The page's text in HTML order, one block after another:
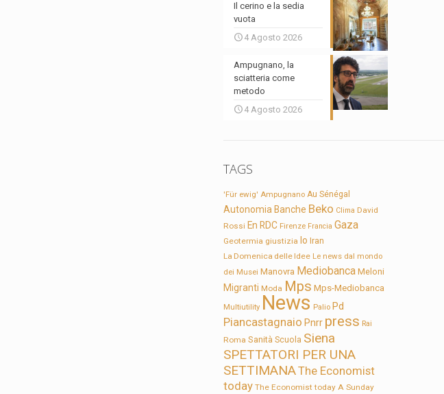
Il cerino e la sedia
vuota
4 Agosto 2026
Ampugnano, la
sciatteria come
metodo
4 Agosto 2026
TAGS
'Für ewig' Ampugnano Au Sénégal
Autonomia Banche Beko Clima David
Rossi En RDC Firenze Francia Gaza
Geotermia giustizia Io Iran
La Domenica delle Idee Le news dal mondo
dei Musei Manovra Mediobanca Meloni
Migranti Moda Mps Mps-Mediobanca
Multiutility News Palio Pd
Piancastagnaio Pnrr press Rai
Roma Sanità Scuola Siena
SPETTATORI PER UNA
SETTIMANAThe Economist
today The Economist today A Sunday